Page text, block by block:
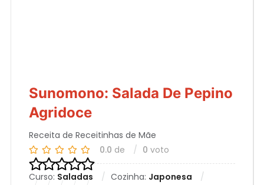
Sunomono: Salada De Pepino
Agridoce
Receita de Receitinhas de Mãe
0.0 de 0 voto
Curso: Saladas Cozinha: Japonesa